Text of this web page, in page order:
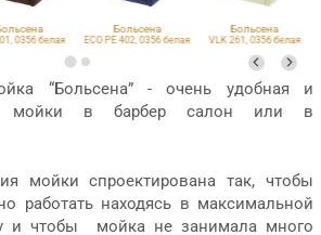
0356 белая
Больсена
ECO PE 402, 0356 белая
Больсена
VLK 261, 0356 белая
“Больсена” - очень удобная и
мойки в барбер салон или в
мойки спроектирована так, чтобы
работать находясь в максимальной
и чтобы мойка не занимала много